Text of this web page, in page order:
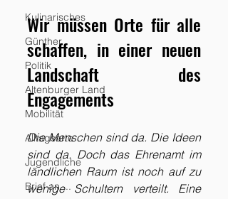
Kulinarisches
Günther
Politik
Altenburger Land
Mobilität
Alltagsorte
Jugendliche
Brief an ...
Wir müssen Orte für alle
schaffen, in einer neuen
Landschaft des
Engagements
Die Menschen sind da. Die Ideen
sind da. Doch das Ehrenamt im
ländlichen Raum ist noch auf zu
wenige Schultern verteilt. Eine